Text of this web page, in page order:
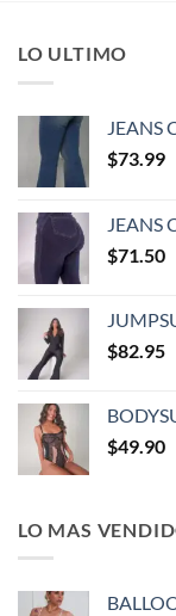
LO ULTIMO
JEANS
$73.99
JEANS
$71.50
$82.95
$49.90
LO MAS